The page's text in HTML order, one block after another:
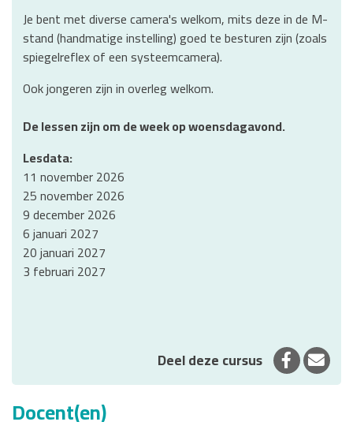
Je bent met diverse camera's welkom, mits deze in de M-
stand (handmatige instelling) goed te besturen zijn (zoals
spiegelreflex of een systeemcamera).
Ook jongeren zijn in overleg welkom.
De lessen zijn om de week op woensdagavond.
Lesdata:
11 november 2026
25 november 2026
9 december 2026
6 januari 2027
20 januari 2027
3 februari 2027
Deel deze cursus Deel op
Docent(en)